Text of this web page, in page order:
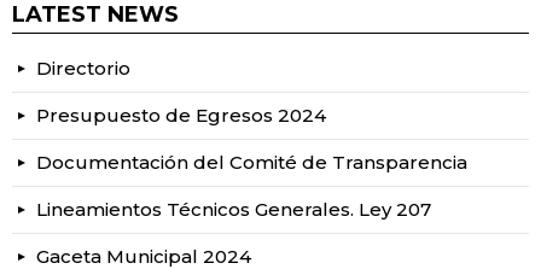
LATEST NEWS
Directorio
Presupuesto de Egresos 2024
Documentación del Comité de Transparencia
Lineamientos Técnicos Generales. Ley 207
Gaceta Municipal 2024